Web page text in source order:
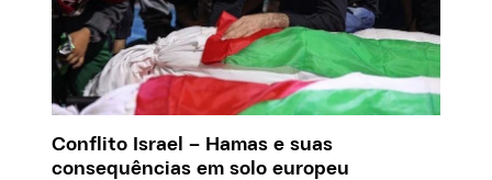
Conflito Israel – Hamas e suas
consequências em solo europeu